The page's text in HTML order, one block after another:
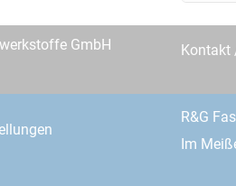
GmbH Kontakt
R&G
Im